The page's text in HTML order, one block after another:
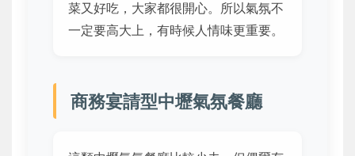
菜又好吃，大家都很開心。所以氣氛不
一定要高大上，有時候人情味更重要。
商務宴請型中壢氣氛餐廳